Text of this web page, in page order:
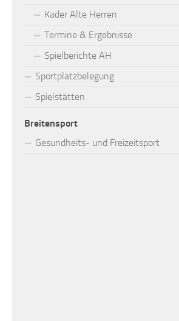
Kader Alte Herren
Termine & Ergebnisse
Spielberichte AH
Sportplatzbelegung
Spielstätten
Breitensport
Gesundheits- und Freizeitsport